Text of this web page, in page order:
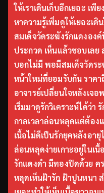
ให้เราเดินเก็บอีกเยอะ เพี
หาความรู้เพิ่มดูให้เยอะเดิ
สมเด็จวัดระฆังรักแดงองค์
ประกวด เห็นแล้วชอบเล
บอกไม่มี พอมีสมเด็จวัดร
หน้าใหม่ที่ยอมรับกัน ราค
อาจารย์เปลี่ยนใจหลังเจ
เริ่มมาดูรักวิเคราะห์ได้ว่า
กาลเวลาล่อนหลุดแต่ต้อง
เนื้อไม่ดีเป็นรักยุคหลังอา
ล่อนหลุดง่ายเกาะอยู่ในเ
รักแดงดำ มีทองปิดด้วย ค
หลุดเห็นฝ้ารัก ฝ้าปูนหนา